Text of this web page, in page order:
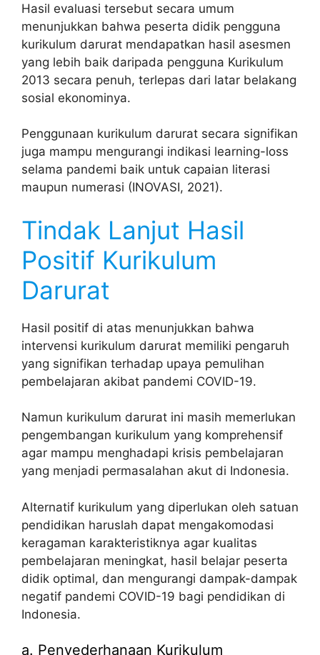
Hasil evaluasi tersebut secara umum
menunjukkan bahwa peserta didik pengguna
kurikulum darurat mendapatkan hasil asesmen
yang lebih baik daripada pengguna Kurikulum
2013 secara penuh, terlepas dari latar belakang
sosial ekonominya.
Penggunaan kurikulum darurat secara signifikan
juga mampu mengurangi indikasi learning-loss
selama pandemi baik untuk capaian literasi
maupun numerasi (INOVASI, 2021).
Tindak Lanjut Hasil
Positif Kurikulum
Darurat
Hasil positif di atas menunjukkan bahwa
intervensi kurikulum darurat memiliki pengaruh
yang signifikan terhadap upaya pemulihan
pembelajaran akibat pandemi COVID-19.
Namun kurikulum darurat ini masih memerlukan
pengembangan kurikulum yang komprehensif
agar mampu menghadapi krisis pembelajaran
yang menjadi permasalahan akut di Indonesia.
Alternatif kurikulum yang diperlukan oleh satuan
pendidikan haruslah dapat mengakomodasi
keragaman karakteristiknya agar kualitas
pembelajaran meningkat, hasil belajar peserta
didik optimal, dan mengurangi dampak-dampak
negatif pandemi COVID-19 bagi pendidikan di
Indonesia.
a. Penyederhanaan Kurikulum